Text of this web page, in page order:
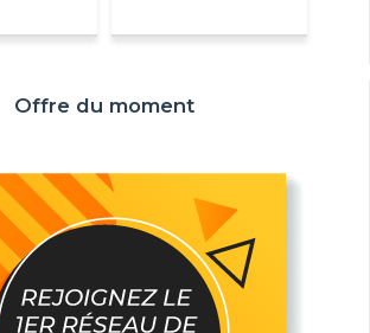
Offre du moment